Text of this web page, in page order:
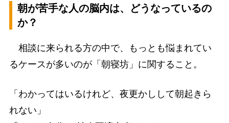
朝が苦手な人の脳内は、どうなっているの
か？
相談に来られる方の中で、もっとも悩まれてい
るケースが多いのが「朝寝坊」に関すること。
「わかってはいるけれど、夜更かしして朝起きら
れない」